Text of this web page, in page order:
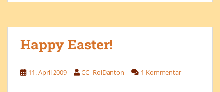
Happy Easter!
11. April 2009 CC|RoiDanton 1 Kommentar